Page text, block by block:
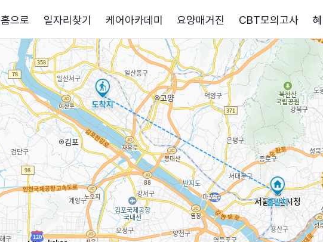
홈으로 일자리찾기 케어아카데미 요양매거진 CBT모의고사